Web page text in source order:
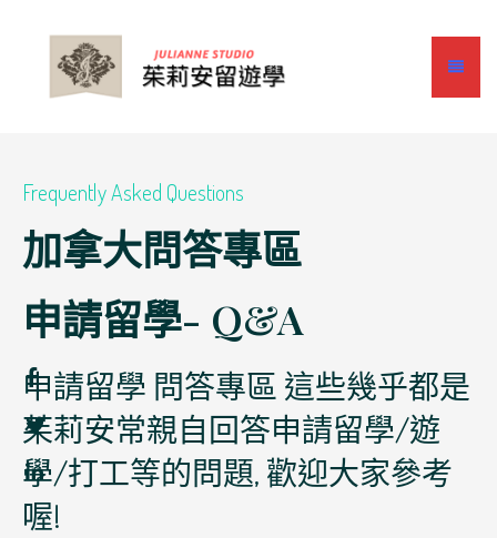
Frequently Asked Questions​
加拿大問答專區
申請留學- Q&A
申請留學 問答專區 這些幾乎都是
茱莉安常親自回答申請留學/遊
學/打工等的問題, 歡迎大家參考
喔!